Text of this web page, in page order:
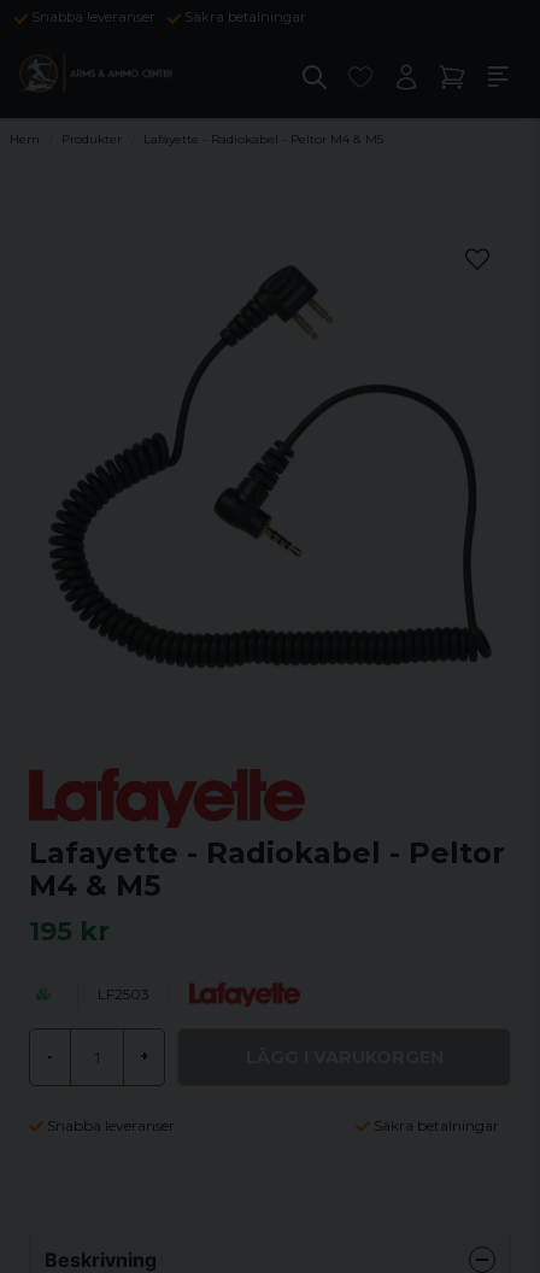
Snabba leveranser Säkra betalningar
Hem Produkter Lafayette - Radiokabel - Peltor M4 & M5
Lafayette - Radiokabel - Peltor
M4 & M5
195 kr
LF2503
- +
Snabba leveranser Säkra betalningar
Beskrivning